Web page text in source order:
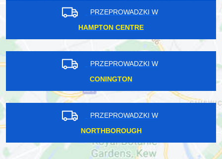
PRZEPROWADZKI W
HAMPTON CENTRE
PRZEPROWADZKI W
CONINGTON
PRZEPROWADZKI W
NORTHBOROUGH